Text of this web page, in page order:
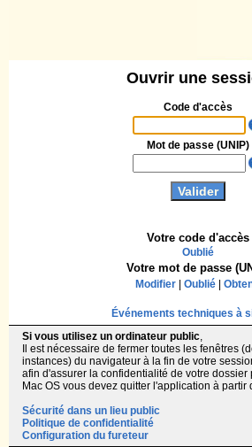
Ouvrir une
Code d'accès
Votre code d'accès
Oublié
Mot de passe (UNIP)
Votre mot de passe
Modifier Oublié
Événements techniques à
Si vous utilisez un ordinateur public,
Il est nécessaire de fermer toutes les fenêtres
instances) du navigateur à la fin de votre
afin d'assurer la confidentialité de votre dossier
Mac OS vous devez quitter l'application à partir
Sécurité dans un lieu public
Politique de confidentialité
Configuration du fureteur